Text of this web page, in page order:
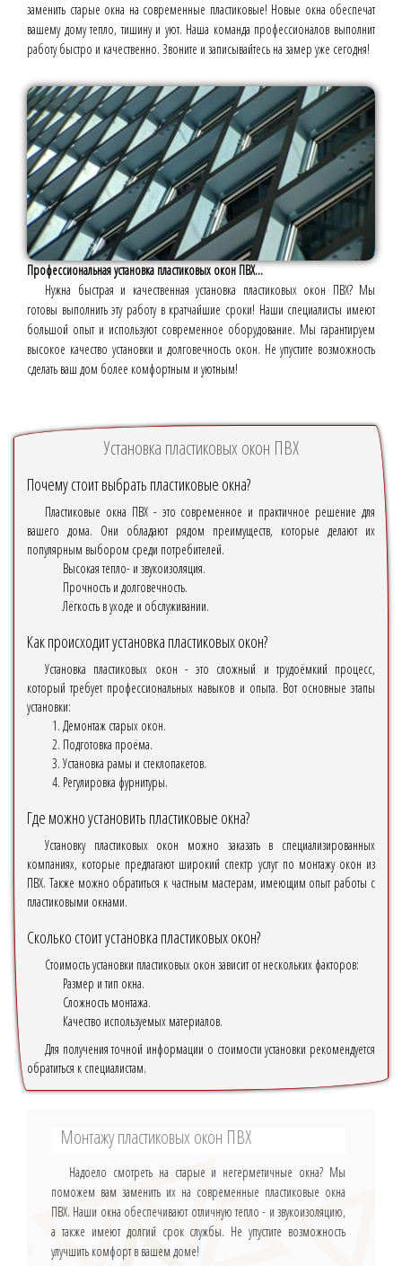
заменить старые окна на современные пластиковые! Новые окна обеспечат
вашему дому тепло, тишину и уют. Наша команда профессионалов выполнит
работу быстро и качественно. Звоните и записывайтесь на замер уже сегодня!
Профессиональная установка пластиковых окон ПВХ...
Нужна быстрая и качественная установка пластиковых окон ПВХ? Мы
готовы выполнить эту работу в кратчайшие сроки! Наши специалисты имеют
большой опыт и используют современное оборудование. Мы гарантируем
высокое качество установки и долговечность окон. Не упустите возможность
сделать ваш дом более комфортным и уютным!
Установка пластиковых окон ПВХ
Почему стоит выбрать пластиковые окна?
Пластиковые окна ПВХ - это современное и практичное решение для
вашего дома. Они обладают рядом преимуществ, которые делают их
популярным выбором среди потребителей.
Высокая тепло- и звукоизоляция.
Прочность и долговечность.
Лёгкость в уходе и обслуживании.
Как происходит установка пластиковых окон?
Установка пластиковых окон - это сложный и трудоёмкий процесс,
который требует профессиональных навыков и опыта. Вот основные этапы
установки:
Демонтаж старых окон.
Подготовка проёма.
Установка рамы и стеклопакетов.
Регулировка фурнитуры.
Где можно установить пластиковые окна?
Установку пластиковых окон можно заказать в специализированных
компаниях, которые предлагают широкий спектр услуг по монтажу окон из
ПВХ. Также можно обратиться к частным мастерам, имеющим опыт работы с
пластиковыми окнами.
Сколько стоит установка пластиковых окон?
Стоимость установки пластиковых окон зависит от нескольких факторов:
Размер и тип окна.
Сложность монтажа.
Качество используемых материалов.
Для получения точной информации о стоимости установки рекомендуется
обратиться к специалистам.
Монтажу пластиковых окон ПВХ
Надоело смотреть на старые и негерметичные окна? Мы
поможем вам заменить их на современные пластиковые окна
ПВХ. Наши окна обеспечивают отличную тепло - и звукоизоляцию,
а также имеют долгий срок службы. Не упустите возможность
улучшить комфорт в вашем доме!